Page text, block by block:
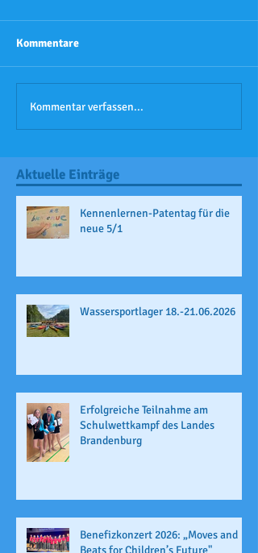
Kommentare
Kommentar verfassen...
Aktuelle Einträge
Kennenlernen-Patentag für die
neue 5/1
Wassersportlager 18.-21.06.2026
Erfolgreiche Teilnahme am
Schulwettkampf des Landes
Brandenburg
Benefizkonzert 2026: „Moves and
Beats for Children’s Future"